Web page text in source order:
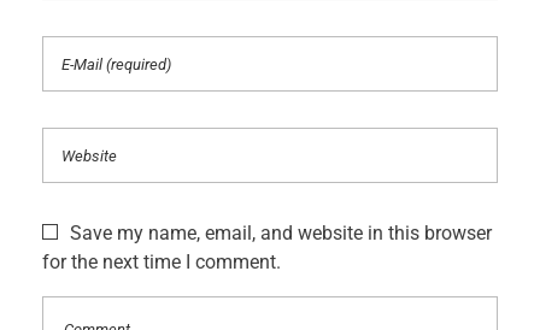
Save my name, email, and website in this browser
for the next time I comment.